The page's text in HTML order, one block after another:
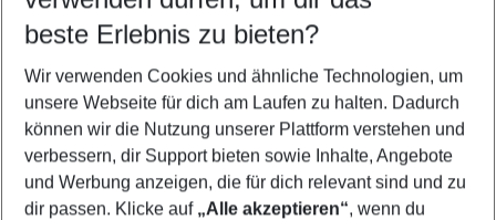
5-8 Nächte
2 Erwachsene Keine Kinder
Mehr Filter anzeigen
beste Erlebnis zu bieten?
Wir verwenden Cookies und ähnliche Technologien, um
unsere Webseite für dich am Laufen zu halten. Dadurch
können wir die Nutzung unserer Plattform verstehen und
verbessern, dir Support bieten sowie Inhalte, Angebote
und Werbung anzeigen, die für dich relevant sind und zu
dir passen. Klicke auf „Alle akzeptieren“, wenn du